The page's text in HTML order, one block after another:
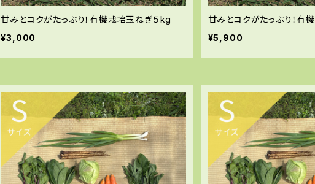
甘みとコクがたっぷり！有機栽培玉ねぎ５kg
¥3,000
甘みとコクがたっぷり！有
¥5,900